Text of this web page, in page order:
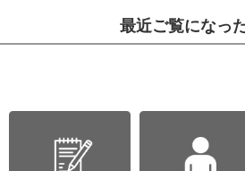
最近ご覧になっ